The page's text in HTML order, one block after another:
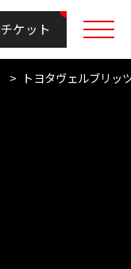
チケット
トヨタヴェルブリッ